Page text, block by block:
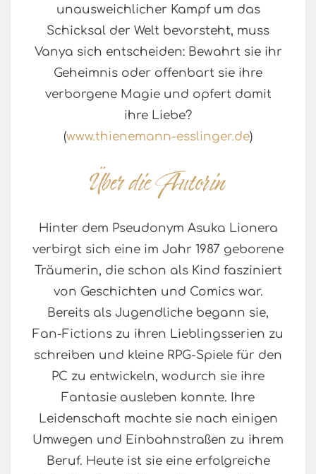
unausweichlicher Kampf um das
Schicksal der Welt bevorsteht, muss
Vanya sich entscheiden: Bewahrt sie ihr
Geheimnis oder offenbart sie ihre
verborgene Magie und opfert damit
ihre Liebe?
(www.thienemann-esslinger.de)
Hinter dem Pseudonym Asuka Lionera
verbirgt sich eine im Jahr 1987 geborene
Träumerin, die schon als Kind fasziniert
von Geschichten und Comics war.
Bereits als Jugendliche begann sie,
Fan-Fictions zu ihren Lieblingsserien zu
schreiben und kleine RPG-Spiele für den
PC zu entwickeln, wodurch sie ihre
Fantasie ausleben konnte. Ihre
Leidenschaft machte sie nach einigen
Umwegen und Einbahnstraßen zu ihrem
Beruf. Heute ist sie eine erfolgreiche